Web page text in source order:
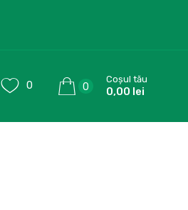
0 0
Coșul tău
0,00 lei